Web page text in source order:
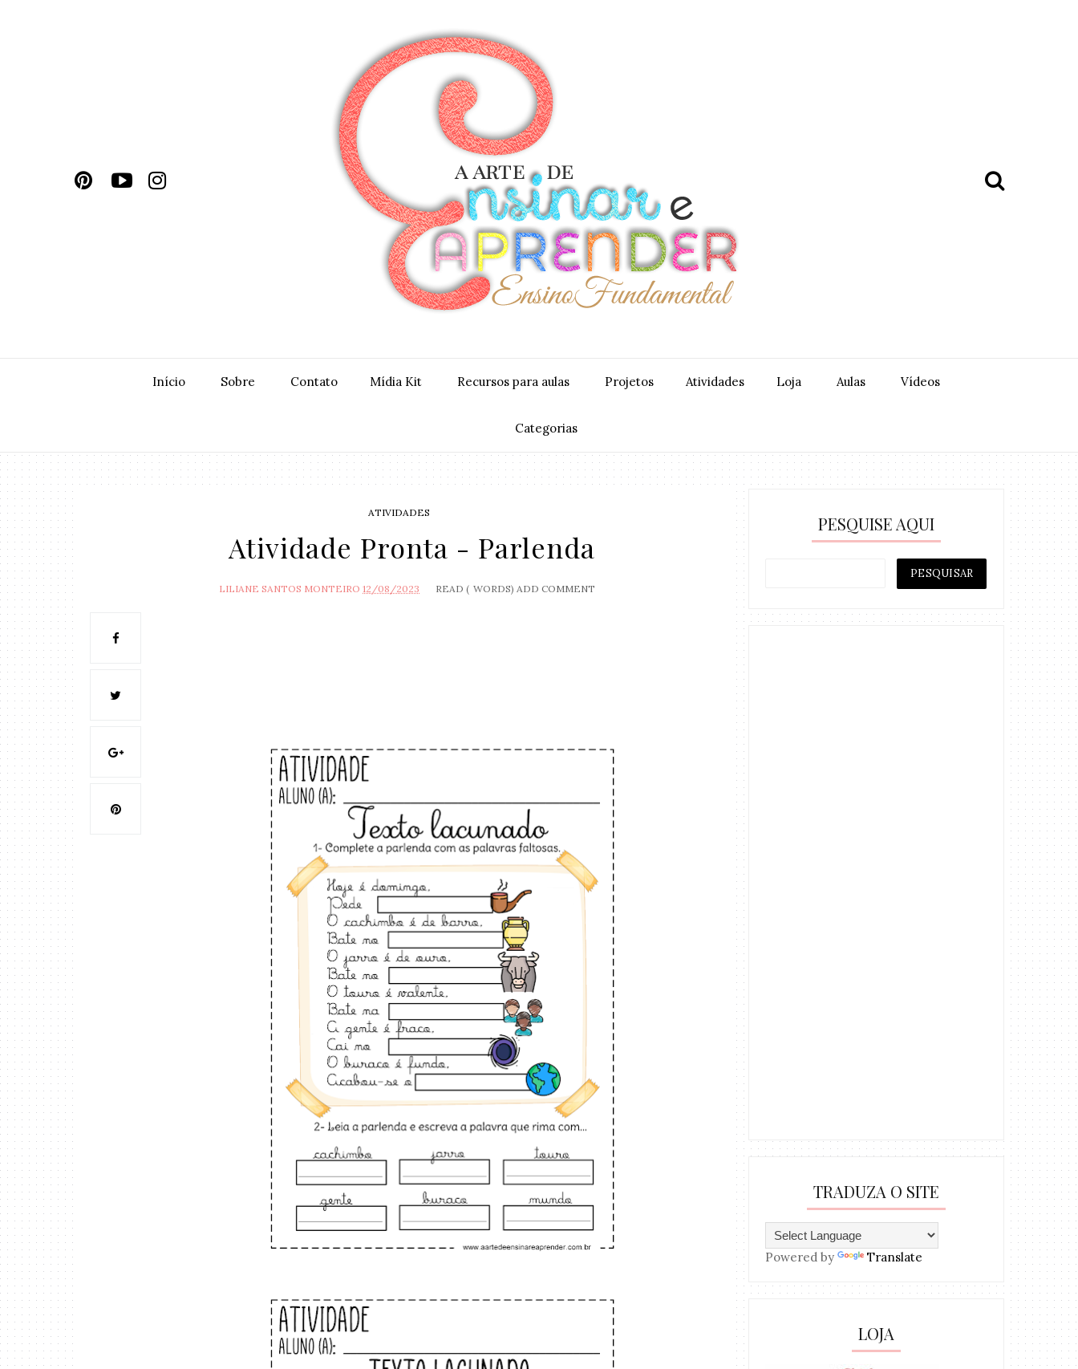
Início Sobre Contato Mídia Kit Recursos para aulas Projetos Atividades Loja Aulas Vídeos
Categorias
ATIVIDADES
Atividade Pronta - Parlenda
LILIANE SANTOS MONTEIRO 12/08/2023 READ ( WORDS) ADD COMMENT
PESQUISE AQUI
TRADUZA O SITE
Powered by Translate
LOJA